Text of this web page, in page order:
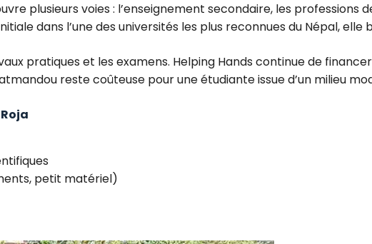
plusieurs voies : l’enseignement secondaire, les
dans l’une des universités les plus reconnues du Népal,
pratiques et les examens. Helping Hands continue de
reste coûteuse pour une étudiante issue d’un milieu
petit matériel)